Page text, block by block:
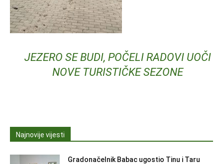
JEZERO SE BUDI, POČELI RADOVI UOČI
NOVE TURISTIČKE SEZONE
Najnovije vijesti
Gradonačelnik Babac ugostio Tinu i Taru